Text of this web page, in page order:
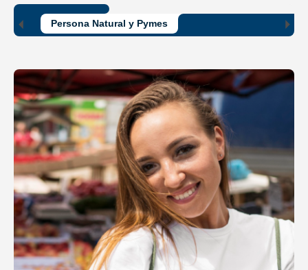
Persona Natural y Pymes